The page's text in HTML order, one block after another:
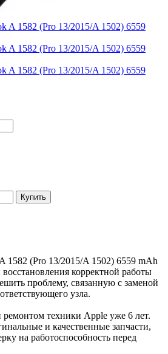
Купить
1582 (Pro 13/2015/A 1502) 6559 mAh
корректной работы
проблему, связанную с заменой
узла.
техники Apple уже 6 лет.
и качественные запчасти,
на работоспособность перед